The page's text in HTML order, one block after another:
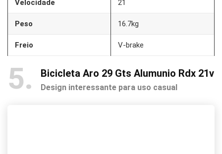
Velocidade 21
Peso 16.7kg
Freio V-brake
5 Bicicleta Aro 29 Gts Alumunio Rdx 21v
Design interessante para uso casual